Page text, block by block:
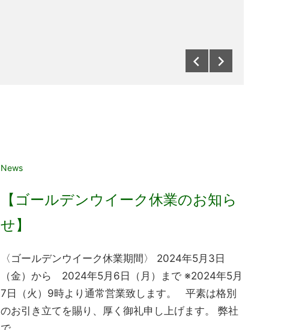
2024年5月1日
News
【ゴールデンウイーク休業のお知ら
せ】
〈ゴールデンウイーク休業期間〉 2024年5月3日
（金）から 2024年5月6日（月）まで ※2024年5月
7日（火）9時より通常営業致します。 平素は格別
のお引き立てを賜り、厚く御礼申し上げます。 弊社